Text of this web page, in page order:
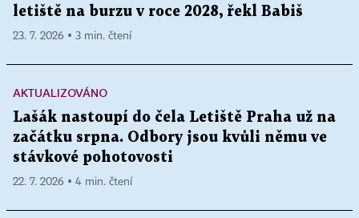
letiště na burzu v roce 2028, řekl Babiš
23. 7. 2026 ▪ 3 min. čtení
AKTUALIZOVÁNO
Lašák nastoupí do čela Letiště Praha už na
začátku srpna. Odbory jsou kvůli němu ve
stávkové pohotovosti
22. 7. 2026 ▪ 4 min. čtení